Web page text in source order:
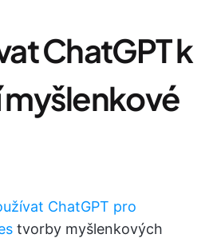
ChatGPT k
ChatGPT pro
tvorby myšlenkových